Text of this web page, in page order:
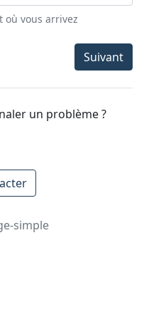
où vous arrivez
Suivant
un problème ?
simple